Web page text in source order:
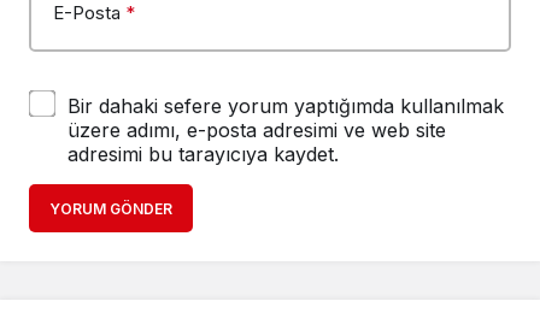
E-Posta *
Bir dahaki sefere yorum yaptığımda kullanılmak
üzere adımı, e-posta adresimi ve web site
adresimi bu tarayıcıya kaydet.
YORUM GÖNDER